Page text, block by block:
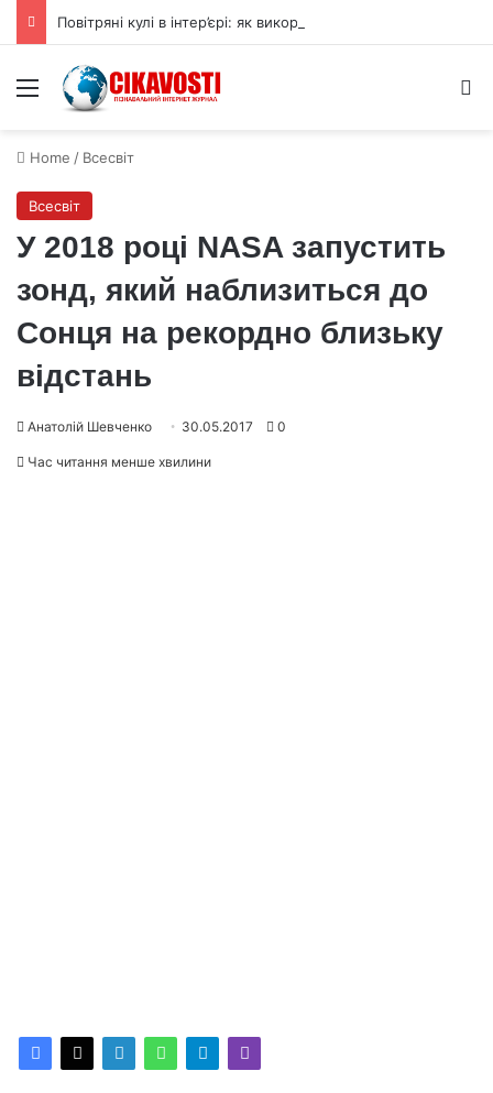
Menu
Home / Всесвіт
Всесвіт
У 2018 році NASA запустить
зонд, який наблизиться до
Сонця на рекордно близьку
відстань
Анатолій Шевченко 30.05.2017 0
Час читання менше хвилини